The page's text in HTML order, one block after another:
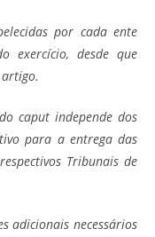
por cada ente
exercício, desde que
caput independe dos
para a entrega das
Tribunais de
adicionais necessários